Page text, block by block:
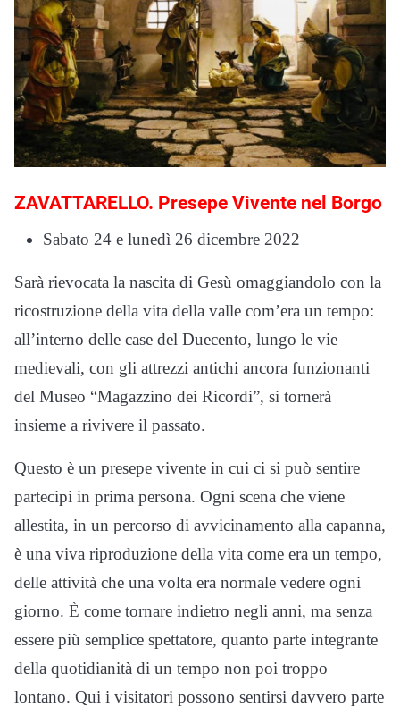
ZAVATTARELLO. Presepe Vivente nel Borgo
Sabato 24 e lunedì 26 dicembre 2022
Sarà rievocata la nascita di Gesù omaggiandolo con la
ricostruzione della vita della valle com’era un tempo:
all’interno delle case del Duecento, lungo le vie
medievali, con gli attrezzi antichi ancora funzionanti
del Museo “Magazzino dei Ricordi”, si tornerà
insieme a rivivere il passato.
Questo è un presepe vivente in cui ci si può sentire
partecipi in prima persona. Ogni scena che viene
allestita, in un percorso di avvicinamento alla capanna,
è una viva riproduzione della vita come era un tempo,
delle attività che una volta era normale vedere ogni
giorno. È come tornare indietro negli anni, ma senza
essere più semplice spettatore, quanto parte integrante
della quotidianità di un tempo non poi troppo
lontano. Qui i visitatori possono sentirsi davvero parte